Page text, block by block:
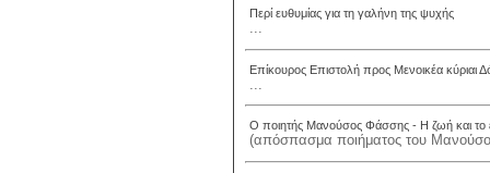
Περί ευθυμίας για τη γαλήνη της ψυχής
...
Επίκουρος Επιστολή προς Μενοικέα κύριαι
Ο ποιητής Μανούσος Φάσσης - Η ζωή και το
(απόσπασμα ποιήματος του